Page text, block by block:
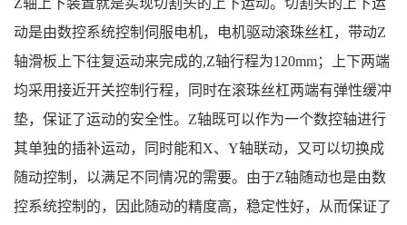
Z轴上下装置就是实现切割头的上下运动。切割头的上下运
动是由数控系统控制伺服电机，电机驱动滚珠丝杠，带动Z
轴滑板上下往复运动来完成的,Z轴行程为120mm；上下两端
均采用接近开关控制行程，同时在滚珠丝杠两端有弹性缓冲
垫，保证了运动的安全性。Z轴既可以作为一个数控轴进行
其单独的插补运动，同时能和X、Y轴联动，又可以切换成
随动控制，以满足不同情况的需要。由于Z轴随动也是由数
控系统控制的，因此随动的精度高，稳定性好，从而保证了